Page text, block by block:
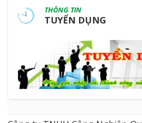
THÔNG TIN
TUYỂN DỤNG